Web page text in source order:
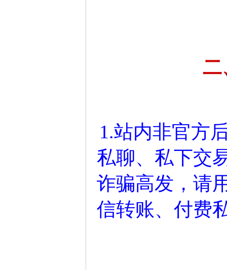
二
1.站内非官方
私聊、私下交
诈骗高发，请
信转账、付费